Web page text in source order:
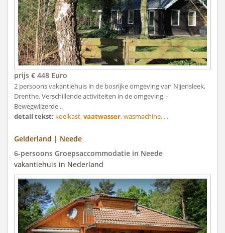
prijs € 448 Euro
2 persoons vakantiehuis in de bosrijke omgeving van Nijensleek,
Drenthe. Verschillende activiteiten in de omgeving, -
Bewegwijzerde ..
detail tekst: koelkast,vaatwasser, wasmachine, . .
Gelderland | Neede
6-persoons Groepsaccommodatie in Neede
vakantiehuis in Nederland